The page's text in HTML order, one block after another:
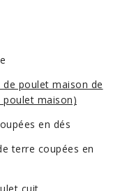
poulet maison de
maison)
en dés
terre coupées en